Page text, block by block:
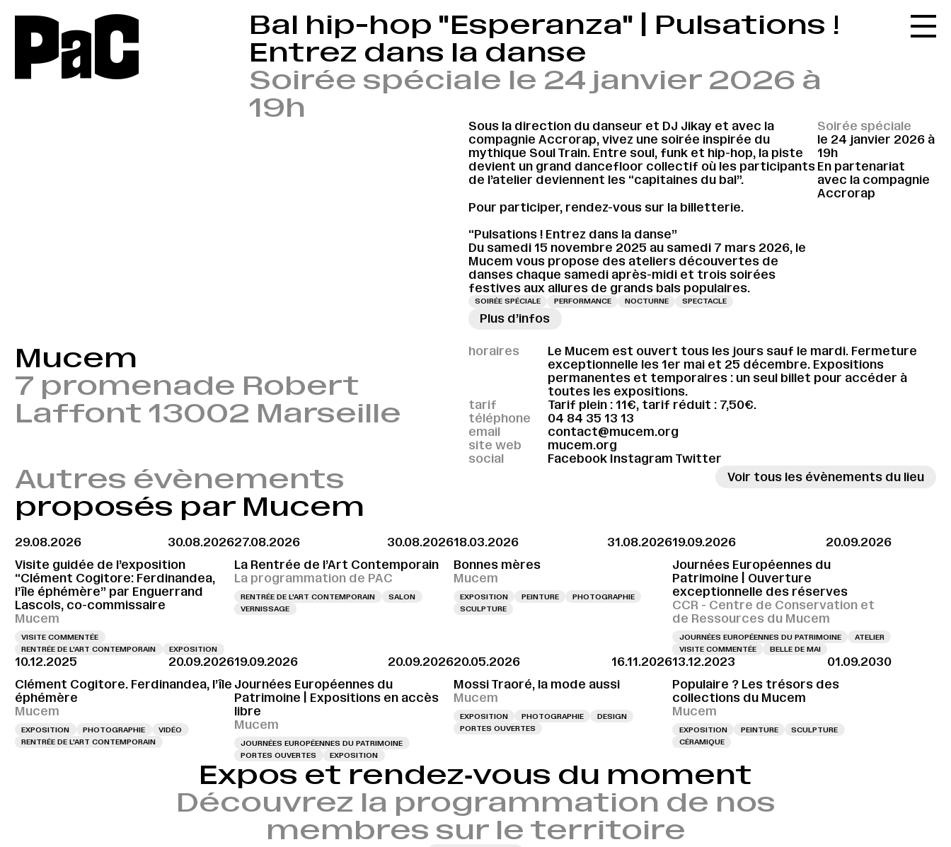
PaC
Accueil
L'agenda
Le festival
Le lieu
Les ressources
Contact
Recherche
Bal hip-hop "Esperanza" | Pulsations !
Entrez dans la danse
Soirée spéciale le 24 janvier 2026 à
19h
Sous la direction du danseur et DJ Jikay et avec la
compagnie Accrorap, vivez une soirée inspirée du
mythique Soul Train. Entre soul, funk et hip-hop, la piste
devient un grand dancefloor collectif où les participants
de l’atelier deviennent les “capitaines du bal”.
Pour participer, rendez-vous sur la billetterie.
“Pulsations ! Entrez dans la danse”
Du samedi 15 novembre 2025 au samedi 7 mars 2026, le
Mucem vous propose des ateliers découvertes de
danses chaque samedi après-midi et trois soirées
festives aux allures de grands bals populaires.
SOIRÉE SPÉCIALE PERFORMANCE NOCTURNE SPECTACLE
Plus d’infos
Soirée spéciale
le 24 janvier 2026 à
19h
En partenariat
avec la compagnie
Accrorap
Mucem
7 promenade Robert
Laffont 13002 Marseille
horaires
Le Mucem est ouvert tous les jours sauf le mardi. Fermeture
exceptionnelle les 1er mai et 25 décembre. Expositions
permanentes et temporaires : un seul billet pour accéder à
toutes les expositions.
tarif
Tarif plein : 11€, tarif réduit : 7,50€.
téléphone
04 84 35 13 13
email
contact@mucem.org
site web
mucem.org
social
Facebook Instagram Twitter
Autres évènements
proposés par Mucem
Voir tous les évènements du lieu
29.08.2026
30.08.2026
Visite guidée de l’exposition
“Clément Cogitore: Ferdinandea,
l’île éphémère” par Enguerrand
Lascols, co-commissaire
Mucem
VISITE COMMENTÉE
RENTRÉE DE L'ART CONTEMPORAIN
EXPOSITION
27.08.2026
30.08.2026
La Rentrée de l’Art Contemporain
La programmation de PAC
RENTRÉE DE L'ART CONTEMPORAIN
SALON
VERNISSAGE
18.03.2026
31.08.2026
Bonnes mères
Mucem
EXPOSITION PEINTURE
PHOTOGRAPHIE
SCULPTURE
19.09.2026
20.09.2026
Journées Européennes du
Patrimoine | Ouverture
exceptionnelle des réserves
CCR - Centre de Conservation et
de Ressources du Mucem
JOURNÉES EUROPÉENNES DU PATRIMOINE
ATELIER
VISITE COMMENTÉE
BELLE DE MAI
10.12.2025
20.09.2026
Clément Cogitore. Ferdinandea, l’île
éphémère
Mucem
EXPOSITION PHOTOGRAPHIE
VIDÉO
RENTRÉE DE L'ART CONTEMPORAIN
19.09.2026
20.09.2026
Journées Européennes du
Patrimoine | Expositions en accès
libre
Mucem
JOURNÉES EUROPÉENNES DU PATRIMOINE
PORTES OUVERTES
EXPOSITION
20.05.2026
16.11.2026
Mossi Traoré, la mode aussi
Mucem
EXPOSITION PHOTOGRAPHIE
DESIGN
PORTES OUVERTES
13.12.2023
01.09.2030
Populaire ? Les trésors des
collections du Mucem
Mucem
EXPOSITION PEINTURE
SCULPTURE
CÉRAMIQUE
Expos et rendez‑vous du moment
Découvrez la programmation de nos
membres sur le territoire